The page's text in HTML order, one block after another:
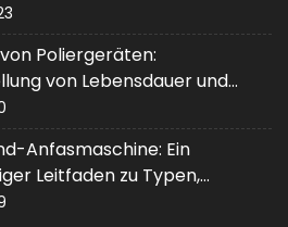
Poliergeräten:
von Lebensdauer und
Anfasmaschine: Ein
Leitfaden zu Typen,
und Kauf